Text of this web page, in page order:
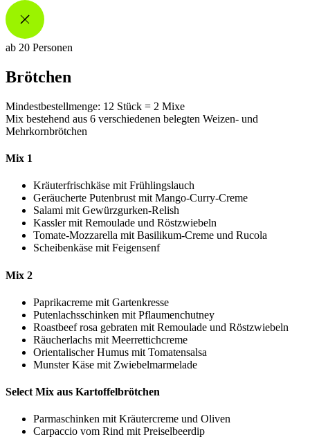
ab 20 Personen
Brötchen
Mindestbestellmenge: 12 Stück = 2 Mixe
Mix bestehend aus 6 verschiedenen belegten Weizen- und
Mehrkornbrötchen
Mix 1
Kräuterfrischkäse mit Frühlingslauch
Geräucherte Putenbrust mit Mango-Curry-Creme
Salami mit Gewürzgurken-Relish
Kassler mit Remoulade und Röstzwiebeln
Tomate-Mozzarella mit Basilikum-Creme und Rucola
Scheibenkäse mit Feigensenf
Mix 2
Paprikacreme mit Gartenkresse
Putenlachsschinken mit Pflaumenchutney
Roastbeef rosa gebraten mit Remoulade und Röstzwiebeln
Räucherlachs mit Meerrettichcreme
Orientalischer Humus mit Tomatensalsa
Munster Käse mit Zwiebelmarmelade
Select Mix aus Kartoffelbrötchen
Parmaschinken mit Kräutercreme und Oliven
Carpaccio vom Rind mit Preiselbeerdip